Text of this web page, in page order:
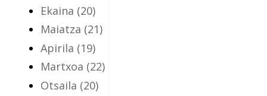
Ekaina (20)
Maiatza (21)
Apirila (19)
Martxoa (22)
Otsaila (20)